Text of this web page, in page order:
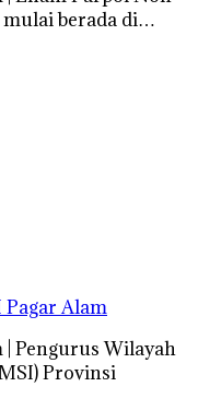
mulai berada di…
Pagar Alam
| Pengurus Wilayah
Provinsi